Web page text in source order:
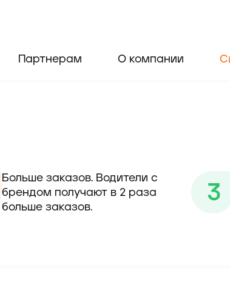
Партнерам О компании
Больше заказов. Водители с
брендом получают в 2 раза
больше заказов.